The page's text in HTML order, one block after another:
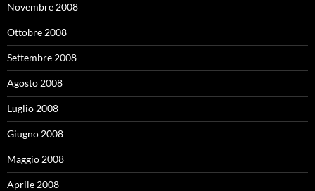
Novembre 2008
Ottobre 2008
Settembre 2008
Agosto 2008
Luglio 2008
Giugno 2008
Maggio 2008
Aprile 2008